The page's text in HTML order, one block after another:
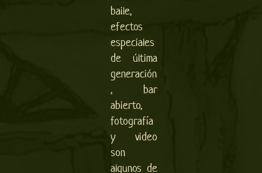
baile,
efectos
especiales
de última
generación
, bar
abierto,
fotografía
y video
son
algunos de